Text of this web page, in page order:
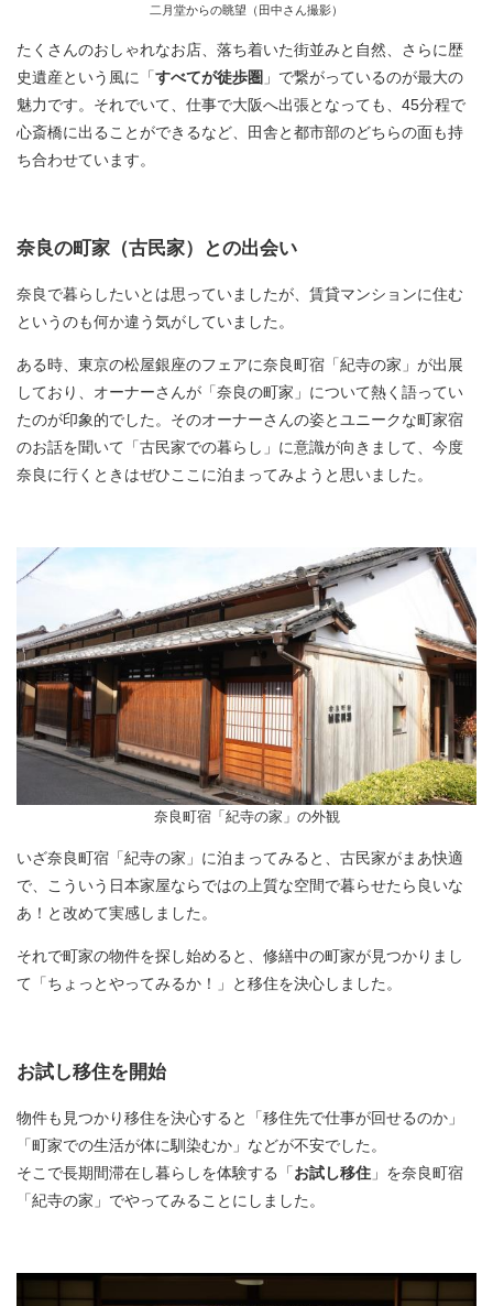
二月堂からの眺望（田中さん撮影）
たくさんのおしゃれなお店、落ち着いた街並みと自然、さらに歴
史遺産という風に「すべてが徒歩圏 」で繋がっているのが最大の
魅力です。それでいて、仕事で大阪へ出張となっても、45分程で
心斎橋に出ることができるなど、田舎と都市部のどちらの面も持
ち合わせています。
奈良の町家（古民家）との出会い
奈良で暮らしたいとは思っていましたが、賃貸マンションに住む
というのも何か違う気がしていました。
ある時、東京の松屋銀座のフェアに奈良町宿「紀寺の家」が出展
しており、オーナーさんが「奈良の町家」について熱く語ってい
たのが印象的でした。そのオーナーさんの姿とユニークな町家宿
のお話を聞いて「古民家での暮らし」に意識が向きまして、今度
奈良に行くときはぜひここに泊まってみようと思いました。
​奈良町宿「紀寺の家」の外観
いざ奈良町宿「紀寺の家」に泊まってみると、古民家がまあ快適
で、こういう日本家屋ならではの上質な空間で暮らせたら良いな
あ！と改めて実感しました。
それで町家の物件を探し始めると、修繕中の町家が見つかりまし
て「ちょっとやってみるか！」と移住を決心しました。
お試し移住を開始
物件も見つかり移住を決心すると「移住先で仕事が回せるのか」
「町家での生活が体に馴染むか」などが不安でした。
そこで長期間滞在し暮らしを体験する「お試し移住 」を奈良町宿
「紀寺の家」でやってみることにしました。